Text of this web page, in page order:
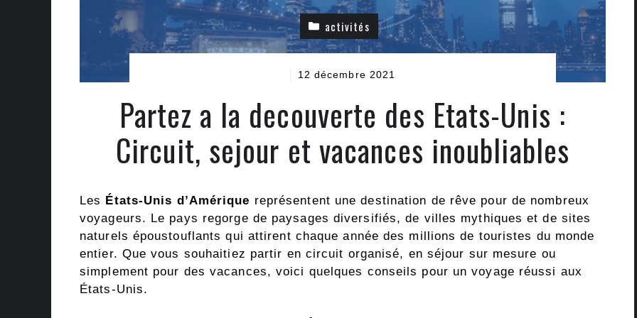
activités
12 décembre 2021
Partez a la decouverte des Etats-Unis :
Circuit, sejour et vacances inoubliables
Les États-Unis d’Amérique représentent une destination de rêve pour de nombreux
voyageurs. Le pays regorge de paysages diversifiés, de villes mythiques et de sites
naturels époustouflants qui attirent chaque année des millions de touristes du monde
entier. Que vous souhaitiez partir en circuit organisé, en séjour sur mesure ou
simplement pour des vacances, voici quelques conseils pour un voyage réussi aux
États-Unis.